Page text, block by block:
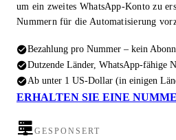
um ein zweites WhatsApp-Konto zu
Nummern für die Automatisierung
Bezahlung pro Nummer – kein
Dutzende Länder, WhatsApp-fähige
Ab unter 1 US-Dollar (in einigen
ERHALTEN SIE EINE
GESPONSERT